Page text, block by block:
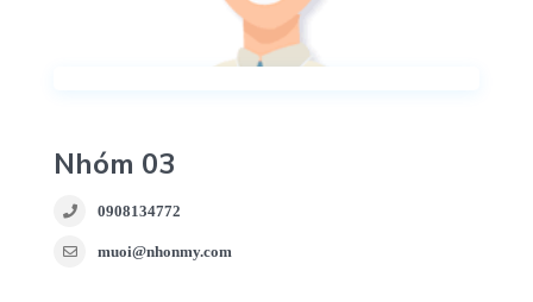
Nhóm 03
0908134772
muoi@nhonmy.com